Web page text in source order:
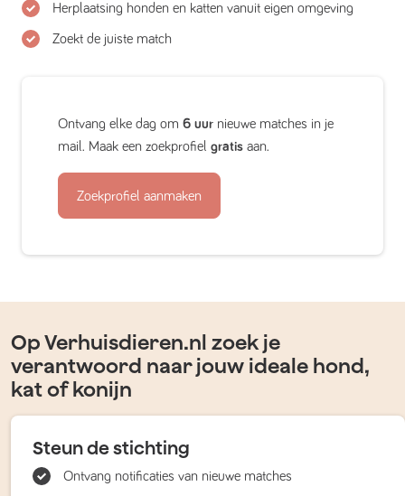
Herplaatsing honden en katten vanuit eigen omgeving
Zoekt de juiste match
Ontvang elke dag om 6 uur nieuwe matches in je
mail. Maak een zoekprofiel gratis aan.
Zoekprofiel aanmaken
Op Verhuisdieren.nl zoek je
verantwoord naar jouw ideale hond,
kat of konijn
Steun de stichting
Ontvang notificaties van nieuwe matches